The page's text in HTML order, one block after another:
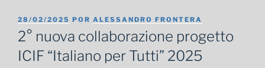
PUBLICADO
EM
28/02/2025 POR ALESSANDRO FRONTERA
2° nuova collaborazione progetto
ICIF “Italiano per Tutti” 2025